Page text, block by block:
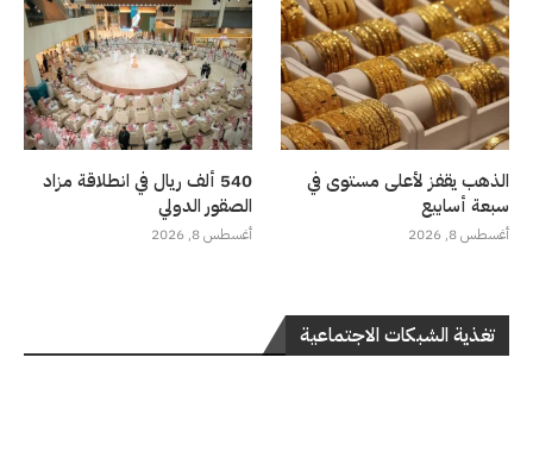
الذهب يقفز لأعلى مستوى في
سبعة أسابيع
أغسطس 8, 2026
540 ألف ريال في انطلاقة مزاد
الصقور الدولي
أغسطس 8, 2026
تغذية الشبكات الاجتماعية